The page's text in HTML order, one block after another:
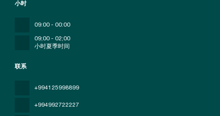
联系
+994125998899
+994992722227
小时
09:00 - 00:00
09;00 - 02;00
小时夏季时间